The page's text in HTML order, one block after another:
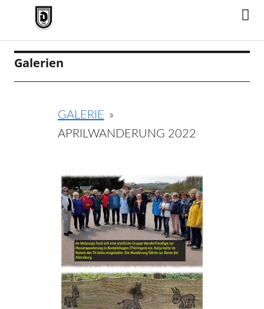
TV Jahn Duderstadt
Galerien
GALERIE »
APRILWANDERUNG 2022